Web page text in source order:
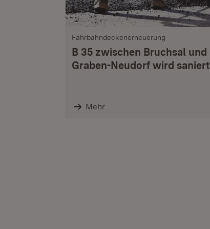
Fahrbahndeckenerneuerung
B 35 zwischen Bruchsal und
Graben-Neudorf wird saniert
Mehr